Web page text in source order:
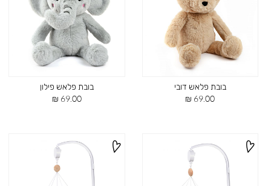
בובת פלאש דובי
מחיר
69.00 ₪
בובת פלאש פילון
מחיר
69.00 ₪